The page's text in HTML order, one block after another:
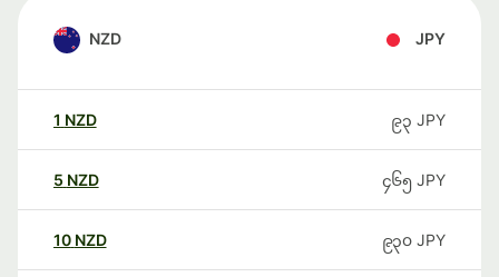
NZD JPY
1 NZD ၉၃ JPY
5 NZD ၄၆၅ JPY
10 NZD ၉၃၀ JPY